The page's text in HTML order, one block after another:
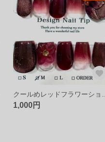
1,000円